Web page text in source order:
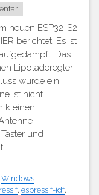
neuen ESP32-S2.
berichtet. Es ist
Das
Lipoladeregler
wurde ein
ist nicht
kleinen
und
Windows
, espressif-idf,